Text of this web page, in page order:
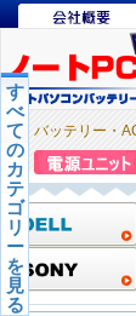
バッテリー・
す
べ
て
の
カ
テ
ゴ
リ
ー
を
見
る